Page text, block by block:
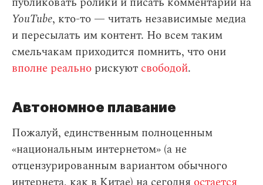
YouTube, кто-то — читать независимые медиа
и пересылать им контент. Но всем таким
смельчакам приходится помнить, что они
вполне реально рискуют свободой.
Автономное плавание
Пожалуй, единственным полноценным
«национальным интернетом» (а не
отцензурированным вариантом обычного